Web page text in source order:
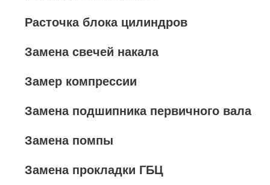
Расточка блока цилиндров
Замена свечей накала
Замер компрессии
Замена подшипника первичного вала
Замена помпы
Замена прокладки ГБЦ